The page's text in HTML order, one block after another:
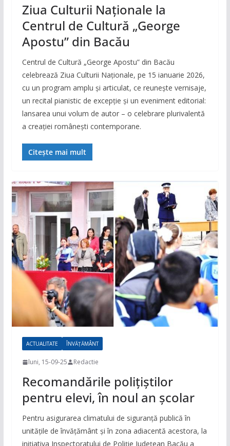
Ziua Culturii Naționale la
Centrul de Cultură „George
Apostu” din Bacău
Centrul de Cultură „George Apostu” din Bacău
celebrează Ziua Culturii Naționale, pe 15 ianuarie 2026,
cu un program amplu și articulat, ce reunește vernisaje,
un recital pianistic de excepție și un eveniment editorial:
lansarea unui volum de autor – o celebrare plurivalentă
a creației românești contemporane.
Citește mai mult
ACTUALITATE ÎNVĂȚĂMÂNT
luni, 15-09-25 Redactie
Recomandările polițiștilor
pentru elevi, în noul an școlar
Pentru asigurarea climatului de siguranță publică în
unitățile de învățământ și în zona adiacentă acestora, la
inițiativa Inspectoratului de Poliție Județean Bacău a